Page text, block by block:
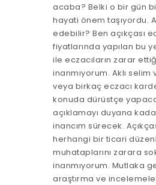
acaba? Belki o bir gün
hayati önem taşıyordu.
edebilir? Ben açıkçası
fiyatlarında yapılan bu
ile eczacıların zarar
inanmıyorum. Aklı selim
veya birkaç eczacı
konuda dürüstçe
açıklamayı duyana
inancım sürecek.
herhangi bir ticari
muhataplarını zarara
inanmıyorum. Mutlaka
araştırma ve